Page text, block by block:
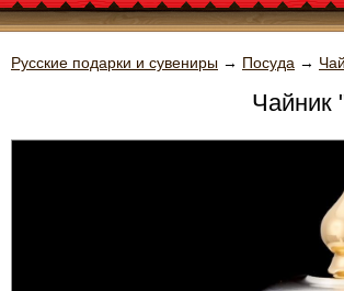
Русские подарки и сувениры → Посуда →
Чайник